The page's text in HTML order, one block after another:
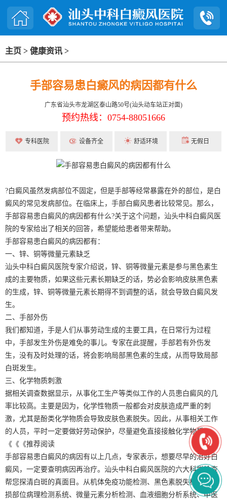
主页 > 健康资讯 >
手部容易患白癜风的病因都有什么
广东省汕头市龙湖区泰山路50号(汕头动车站正对面)
预约热线：0754-88051666
专科医院 设备齐全 舒适环境 无假日
?白癜风虽然发病部位不固定，但是手部等经常暴露在外的部位，是白
癜风的常见发病部位。在临床上，手部白癜风患者比较常见。那么，
手部容易患白癜风的病因都有什么?关于这个问题，汕头中科白癜风医
院的专家给出了相关的回答，希望能给患者带来帮助。
手部容易患白癜风的病因都有：
一、锌、铜等微量元素缺乏
汕头中科白癜风医院专家介绍说，锌、铜等微量元素是参与黑色素生
成的主要物质，如果这些元素长期缺乏的话，势必会影响皮肤黑色素
的生成，锌、铜等微量元素长期得不到调整的话，就会导致白癜风发
生。
二、手部外伤
我们都知道，手是人们从事劳动生成的主要工具，在日常行为过程
中，手部发生外伤是难免的事儿。专家在此提醒，手部若有外伤发
生，没有及时处理的话，将会影响局部黑色素的生成，从而导致局部
白斑发生。
三、化学物质刺激
据相关调查数据显示，从事化工生产等类似工作的人员患白癜风的几
率比较高。主要是因为，化学性物质一般都会对皮肤造成严重的刺
激，尤其是酚类化学物质会导致皮肤色素脱失。因此，从事相关工作
的人员，平时一定要做好劳动保护，尽量避免直接接触化学物质。
《《《推荐阅读
手部容易患白癜风的病因有以上几点，专家表示，想要尽早的治好白
癜风，一定要查明病因再治疗。汕头中科白癜风医院的六大科学检查
帮您探清白斑的真面目。从机体免疫功能检测、黑色素脱失检测、皮
损部位病理检测系统、微量元素分析检测、血液细胞分析系统、中医